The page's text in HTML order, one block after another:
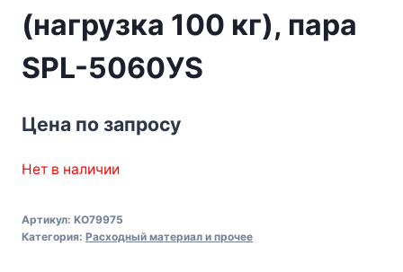
(нагрузка 100 кг), пара
SPL-5060УS
Цена по запросу
Нет в наличии
Артикул: KO79975
Категория: Расходный материал и прочее